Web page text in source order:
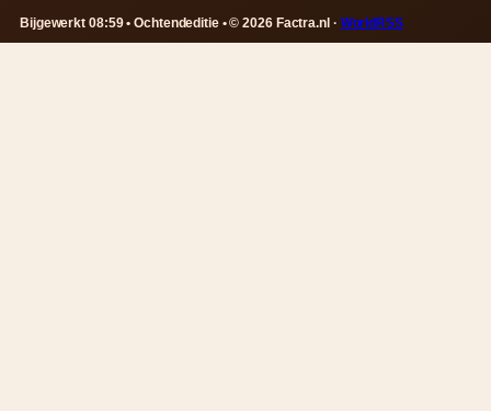
Bijgewerkt 08:59 • Ochtendeditie • © 2026 Factra.nl · WorldRSS